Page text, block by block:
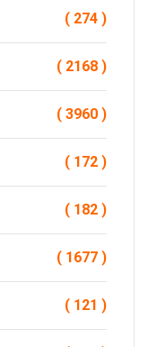
( 274 )
( 2168 )
( 3960 )
( 172 )
( 182 )
( 1677 )
( 121 )